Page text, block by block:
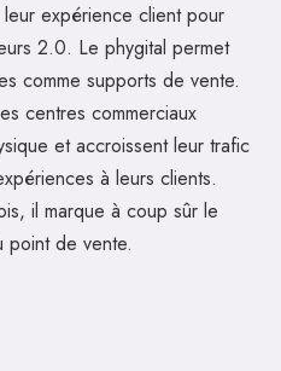
expérience client pour
2.0. Le phygital permet
comme supports de vente.
centres commerciaux
et accroissent leur trafic
à leurs clients.
il marque à coup sûr le
point de vente.